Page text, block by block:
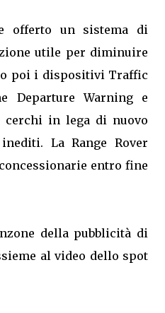
offerto un sistema di
utile per diminuire
poi i dispositivi Traffic
Departure Warning e
cerchi in lega di nuovo
La Range Rover
entro fine
della pubblicità di
al video dello spot